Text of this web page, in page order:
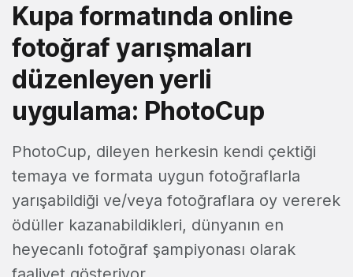
Kupa formatında online
fotoğraf yarışmaları
düzenleyen yerli
uygulama: PhotoCup
PhotoCup, dileyen herkesin kendi çektiği
temaya ve formata uygun fotoğraflarla
yarışabildiği ve/veya fotoğraflara oy vererek
ödüller kazanabildikleri, dünyanın en
heyecanlı fotoğraf şampiyonası olarak